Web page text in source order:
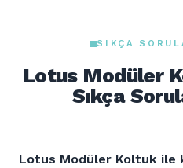
SIKÇA
Lotus Modüler
Sıkça
Lotus Modüler Koltuk ile